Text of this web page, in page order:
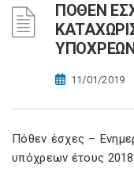
ΠΟΘΕΝ
11/01/2019
Πόθεν έσχες –
υπόχρεων έτους 2018